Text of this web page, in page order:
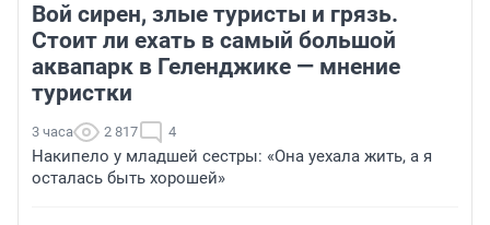
Вой сирен, злые туристы и грязь.
Стоит ли ехать в самый большой
аквапарк в Геленджике — мнение
туристки
3 часа 2 817 4
Накипело у младшей сестры: «Она уехала жить, а я
осталась быть хорошей»